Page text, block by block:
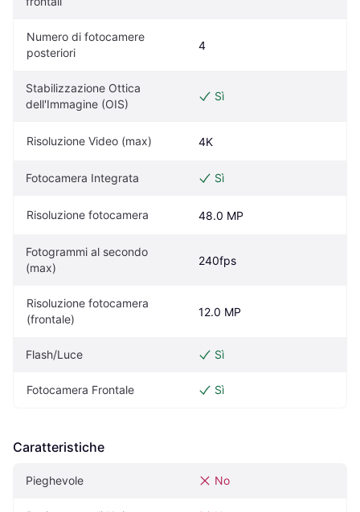
Numero di fotocamere
posteriori
4
Stabilizzazione Ottica
dell'Immagine (OIS)
Sì
Risoluzione Video (max) 4K
Fotocamera Integrata Sì
Risoluzione fotocamera 48.0 MP
Fotogrammi al secondo
(max)
240fps
Risoluzione fotocamera
(frontale)
12.0 MP
Flash/Luce Sì
Fotocamera Frontale Sì
Caratteristiche
Pieghevole No